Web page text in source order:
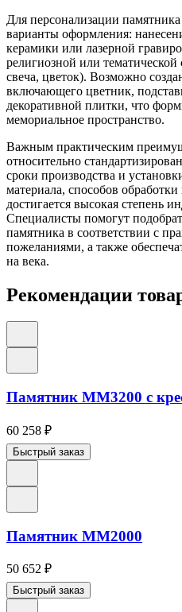
Для персонализации
варианты оформления:
керамики или лазерной
религиозной или тематической
свеча, цветок). Возможно
включающего цветник,
декоративной плитки, что
мемориальное пространство.
Важным практическим
относительно
сроки производства и
материала, способов обработки
достигается высокая степень
Специалисты помогут
памятника в соответствии с
пожеланиями, а также
на века.
Рекомендации
Памятник ММ3200 с
60 258 ₽
Быстрый заказ
Памятник ММ2000
50 652 ₽
Быстрый заказ